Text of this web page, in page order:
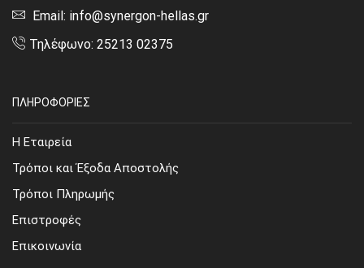
Email: info@synergon-hellas.gr
Τηλέφωνο: 25213 02375
ΠΛΗΡΟΦΟΡΙΕΣ
Η Εταιρεία
Τρόποι και Έξοδα Αποστολής
Τρόποι Πληρωμής
Επιστροφές
Επικοινωνία